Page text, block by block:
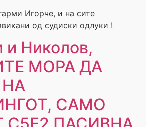
Игорче, и на сите
од судиски одлуки !
и Николов,
МОРА ДА
НА
САМО